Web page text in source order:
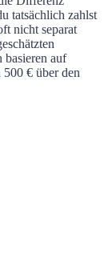
tatsächlich zahlst
nicht separat
basieren auf
€ über den